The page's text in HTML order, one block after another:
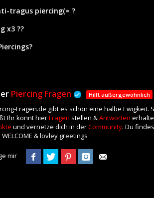
tragus piercing(= ?
x3 ??
Piercing Fragen Hilft außergewöhnlich
Fragen.de gibt es schon eine halbe
Ihr könnt hierFragen stellen &Antworten
und vernetze dich in derCommunity. Du
WELCOME & lovley greetings
mir